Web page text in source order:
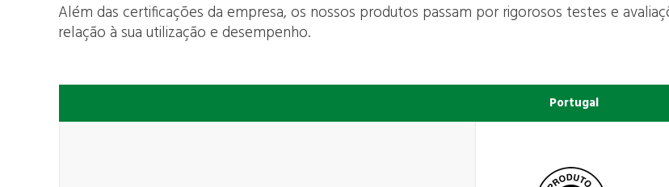
Além das certificações da empresa, os nossos produtos passam por rigorosos testes e
relação à sua utilização e desempenho.
Portugal